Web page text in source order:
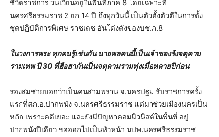
ชีวิตราชการ วนเวียนอยู่ในพื้นที่ภาค 8 โดยเฉพาะที่
นครศรีธรรมราช 2 ยก 14 ปี ถึงทุกวันนี้ เป็นตัวตั้งตัวตีในการตั้ง
ชุดปฏิบัติการพิเศษ ราชเดช อันโด่งดังของบช.ภ.8
ในวงการพระ ทุกคนรู้เช่นกัน นายพลคนนี้เป็นเจ้าของรังจตุคาม
รามเทพ ปี 30 ที่ฮือฮากันเป็นจตุคามรามทุ่งเมื่อหลายปีก่อน
รองสมชายบอกว่าเป็นคนสามพราน จ.นครปฐม รับราชการครั้ง
แรกที่สภ.อ.ปากพนัง จ.นครศรีธรรมราช แต่มาช่วยเมืองนครเป็น
หลัก เพราะคดีเยอะ และยังมีปัญหาคอมมิวนิสต์ในพื้นที่ อยู่
ปากพนังปีเดียว ขอออกไปเป็นหัวหน้า นปพ.นครศรีธรรมราช